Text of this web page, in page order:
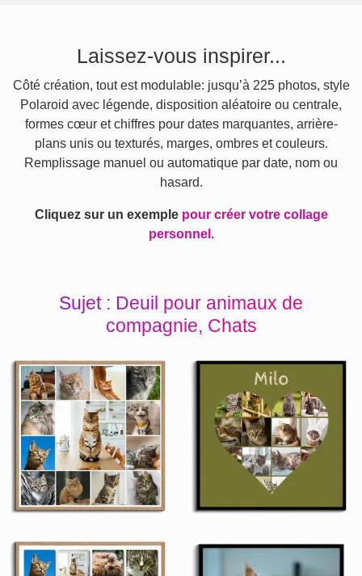
Laissez-vous inspirer...
Côté création, tout est modulable: jusqu’à 225 photos, style
Polaroid avec légende, disposition aléatoire ou centrale,
formes cœur et chiffres pour dates marquantes, arrière-
plans unis ou texturés, marges, ombres et couleurs.
Remplissage manuel ou automatique par date, nom ou
hasard.
Cliquez sur un exemple pour créer votre collage
personnel.
Sujet : Deuil pour animaux de
compagnie, Chats